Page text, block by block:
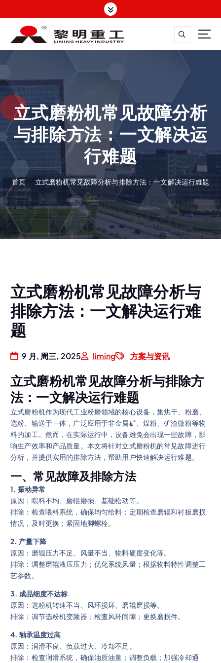
转
容 大修渣磨粉机，矿渣立磨
立式磨粉机常见故障分析
与排除方法：一文解决运
行难题
首页 立式磨粉机常见故障分析与排除方法：一文解决运行难题
立式磨粉机常见故障分析与
排除方法：一文解决运行难
题
9 月, 周三, 2025 liming 方案与资讯
立式磨粉机常见故障分析与排除方
法：一文解决运行难题
立式磨粉机作为现代工业粉磨领域的核心设备，集烘干、粉磨、
选粉、输送于一体，广泛应用于非金属矿、煤粉、矿渣微粉等物
料的加工。然而，在实际运行中，设备难免会出现一些故障，影
响生产效率和产品质量。本文将针对立式磨粉机的常见故障进行
分析，并提供实用的排除方法，帮助用户快速解决运行难题。
一、常见故障及排除方法
1. 振动异常
原因：喂料不均、磨辊磨损、基础松动等。
排除：检查喂料系统，确保均匀给料；定期检查磨辊和衬板磨损
情况，及时更换；紧固地脚螺栓。
2. 产量下降
原因：磨辊压力不足、风量不当、物料硬度变化等。
排除：调整磨辊液压压力；优化系统风量；根据物料特性调整工
艺参数。
3. 成品细度不达标
原因：选粉机转速不当、风环损坏、磨辊磨损等。
排除：调节选粉机变频器；检查风环间隙；更换磨损件。
4. 轴承温度过高
原因：润滑不良、负载过大、冷却不足。
排除：检查润滑系统，确保油质油量；调整负载；加强冷却通